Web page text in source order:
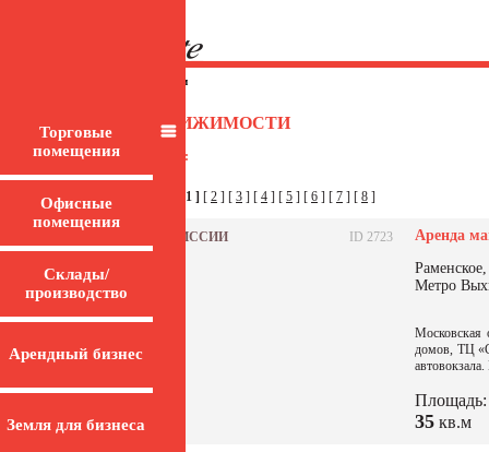
/ Каталог недвижимости
КАТАЛОГ НЕДВИЖИМОСТИ
Торговые
помещения
Офисные
помещения
Склады/
производство
Арендный бизнес
Земля для бизнеса
Вы искали:
[ 1 ] [ 2 ] [ 3 ] [ 4 ] [ 5 ] [ 6 ] [ 7 ] [ 8 ]
БЕЗ КОМИССИИ ID 2723
Аренда
Метро
Московская
домов, ТЦ
Площадь:
35 кв.м